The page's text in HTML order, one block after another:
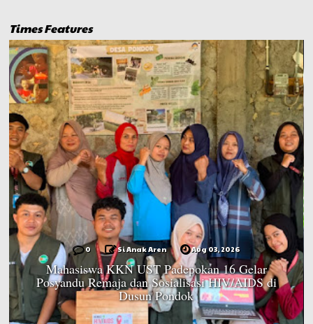
Times Features
0 Si Anak Aren Aug 03, 2026
Mahasiswa KKN UST Padepokan 16 Gelar
Posyandu Remaja dan Sosialisasi HIV/AIDS di
Dusun Pondok